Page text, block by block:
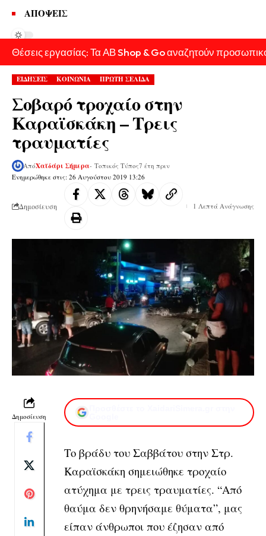
ΑΠΟΨΕΙΣ
Θέσεις εργασίας: Τα ΑΒ Shop & Go αναζητούν
ΕΙΔΗΣΕΙΣ ΚΟΙΝΩΝΙΑ ΠΡΩΤΗ ΣΕΛΙΔΑ
Σοβαρό τροχαίο στην
Καραϊσκάκη – Τρεις
τραυματίες
Ενημερώθηκε στις: 26 Αυγούστου 2019 13:26
ΑπόΧαϊδάρι Σήμερα- Τοπικός Τύπος7 έτη πριν
Δημοσίευση 1 Λεπτά Ανάγνωσης
Δημοσίευση
Το βράδυ του Σαββάτου στην Στρ.
Καραϊσκάκη σημειώθηκε τροχαίο
ατύχημα με τρεις τραυματίες. “Από
θαύμα δεν θρηνήσαμε θύματα”, μας
είπαν άνθρωποι που έζησαν από